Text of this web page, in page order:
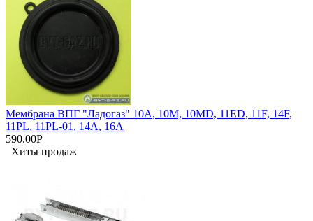
Мембрана ВПГ "Ладогаз" 10А, 10М, 10МD, 11ED, 11F, 14F,
11PL, 11PL-01, 14А, 16А
590.00Р
Хиты продаж